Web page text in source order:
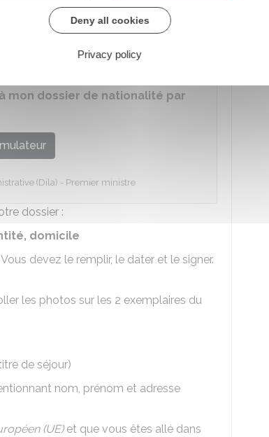
documents à fournir :
mon dossier de nationalité par
(Dila) - Premier ministre
dossier :
domicile
devez le remplir, le dater et le signer.
les photos sur les 2 exemplaires du
de séjour)
nom, prénom et adresse
(UE)et que vous êtes allé dans
Deny all cookies
Privacy policy